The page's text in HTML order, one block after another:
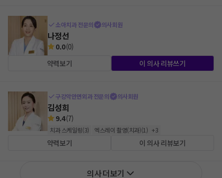
소아치과 전문의 의사회원
나정선
0.0(0)
약력보기
이 의사 리뷰쓰기
구강악안면외과 전문의 의사회원
김성희
9.4(7)
치과 스케일링(3) 엑스레이 촬영(치과)(1 ) +3
약력보기 이 의사 리뷰보기
의사 더보기